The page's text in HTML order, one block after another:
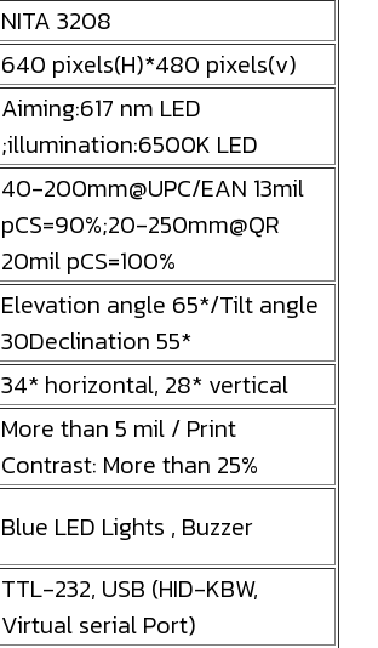
NITA 3208
640 pixels(H)*480 pixels(v)
Aiming:617 nm LED
;illumination:6500K LED
40-200mm@UPC/EAN 13mil
pCS=90%;20-250mm@QR
20mil pCS=100%
Elevation angle 65*/Tilt angle
30Declination 55*
34* horizontal, 28* vertical
More than 5 mil / Print
Contrast: More than 25%
Blue LED Lights , Buzzer
TTL-232, USB (HID-KBW,
Virtual serial Port)